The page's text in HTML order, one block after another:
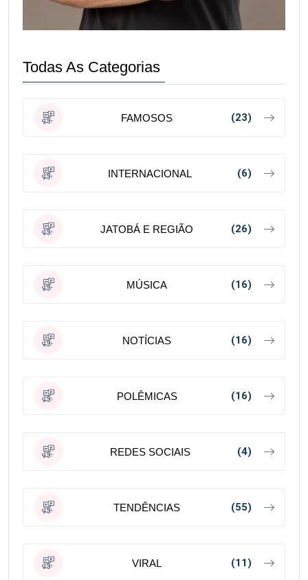
Todas As Categorias
FAMOSOS (23)
INTERNACIONAL (6)
JATOBÁ E REGIÃO (26)
MÚSICA (16)
NOTÍCIAS (16)
POLÊMICAS (16)
REDES SOCIAIS (4)
TENDÊNCIAS (55)
VIRAL (11)